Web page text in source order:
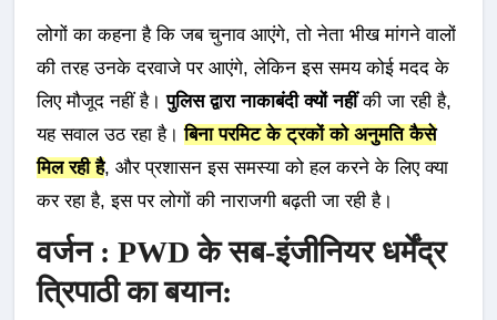
लोगों का कहना है कि जब चुनाव आएंगे, तो नेता भीख मांगने वालों
की तरह उनके दरवाजे पर आएंगे, लेकिन इस समय कोई मदद के
लिए मौजूद नहीं है।पुलिस द्वारा नाकाबंदी क्यों नहींकी जा रही है,
यह सवाल उठ रहा है।बिना परमिट के ट्रकों को अनुमति कैसे
मिल रही है, और प्रशासन इस समस्या को हल करने के लिए क्या
कर रहा है, इस पर लोगों की नाराजगी बढ़ती जा रही है।
वर्जन : PWD के सब-इंजीनियर धर्मेंद्र
त्रिपाठी का बयान: